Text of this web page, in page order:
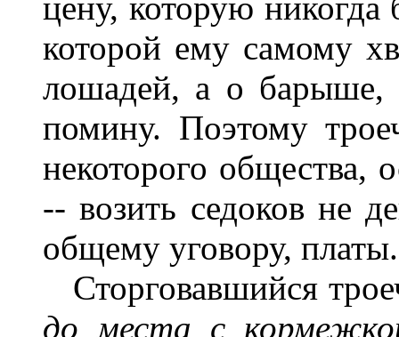
которой ему самому
лошадей, а о барыше,
помину. Поэтому
некоторого общества,
-- возить седоков не
общему уговору, платы.
Сторговавшийся
до места с